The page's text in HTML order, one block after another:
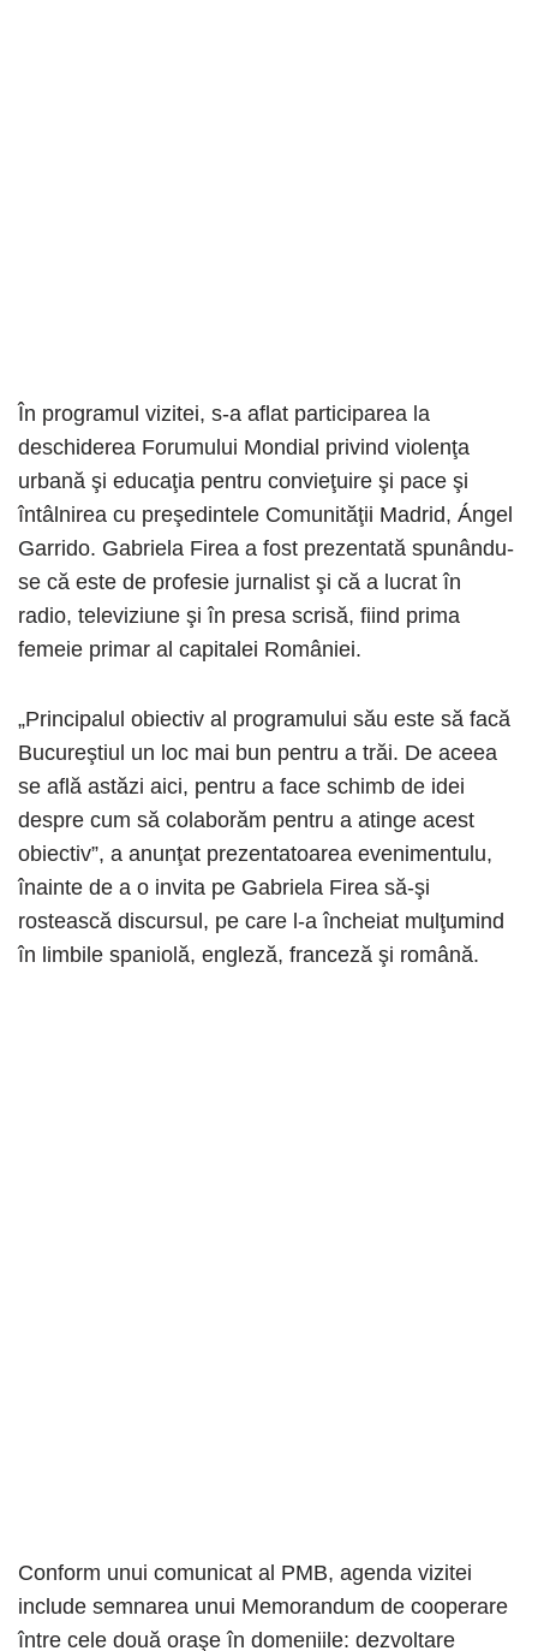
În programul vizitei, s-a aflat participarea la
deschiderea Forumului Mondial privind violenţa
urbană şi educaţia pentru convieţuire şi pace şi
întâlnirea cu preşedintele Comunităţii Madrid, Ángel
Garrido. Gabriela Firea a fost prezentată spunându-
se că este de profesie jurnalist şi că a lucrat în
radio, televiziune şi în presa scrisă, fiind prima
femeie primar al capitalei României.
„Principalul obiectiv al programului său este să facă
Bucureştiul un loc mai bun pentru a trăi. De aceea
se află astăzi aici, pentru a face schimb de idei
despre cum să colaborăm pentru a atinge acest
obiectiv”, a anunţat prezentatoarea evenimentulu,
înainte de a o invita pe Gabriela Firea să-şi
rostească discursul, pe care l-a încheiat mulţumind
în limbile spaniolă, engleză, franceză şi română.
Conform unui comunicat al PMB, agenda vizitei
include semnarea unui Memorandum de cooperare
între cele două oraşe în domeniile: dezvoltare